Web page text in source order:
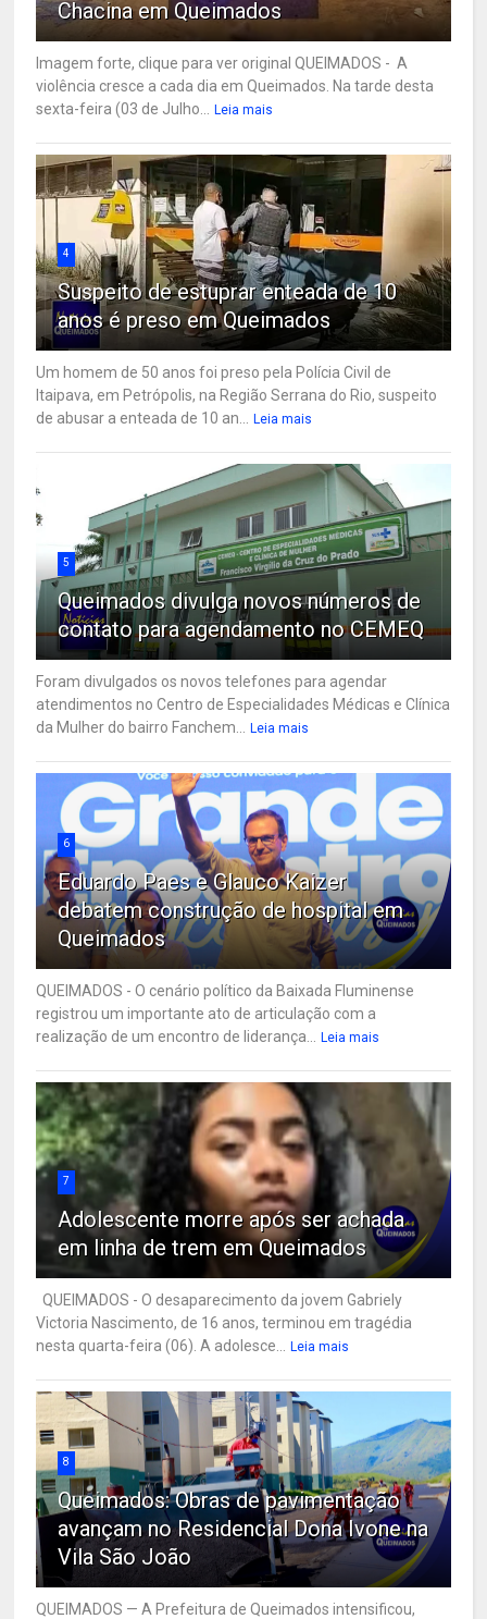
Chacina em Queimados
Imagem forte, clique para ver original QUEIMADOS - A
violência cresce a cada dia em Queimados. Na tarde desta
sexta-feira (03 de Julho...
Leia mais
4
Suspeito de estuprar enteada de 10
anos é preso em Queimados
Um homem de 50 anos foi preso pela Polícia Civil de
Itaipava, em Petrópolis, na Região Serrana do Rio, suspeito
de abusar a enteada de 10 an...
Leia mais
5
Queimados divulga novos números de
contato para agendamento no CEMEQ
Foram divulgados os novos telefones para agendar
atendimentos no Centro de Especialidades Médicas e Clínica
da Mulher do bairro Fanchem...
Leia mais
6
Eduardo Paes e Glauco Kaizer
debatem construção de hospital em
Queimados
QUEIMADOS - O cenário político da Baixada Fluminense
registrou um importante ato de articulação com a
realização de um encontro de liderança...
Leia mais
7
Adolescente morre após ser achada
em linha de trem em Queimados
QUEIMADOS - O desaparecimento da jovem Gabriely
Victoria Nascimento, de 16 anos, terminou em tragédia
nesta quarta-feira (06). A adolesce...
Leia mais
8
Queimados: Obras de pavimentação
avançam no Residencial Dona Ivone na
Vila São João
QUEIMADOS — A Prefeitura de Queimados intensificou,